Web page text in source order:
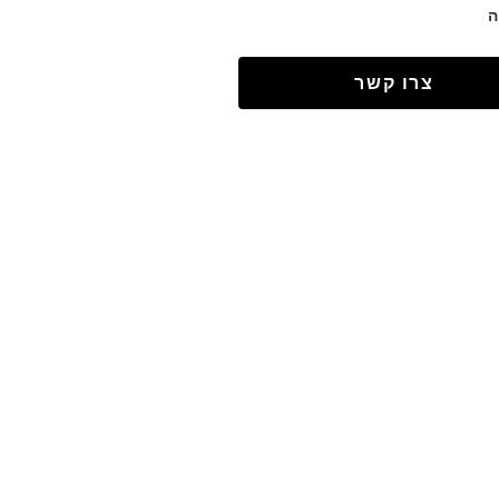
צרו קשר